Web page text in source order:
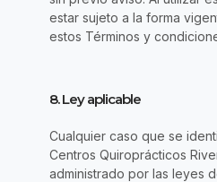
estar sujeto a la forma
estos Términos y
8. Ley aplicable
Cualquier caso que se
Centros Quiroprácticos
administrado por las leyes